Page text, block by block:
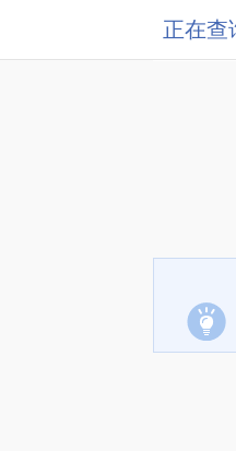
正在查